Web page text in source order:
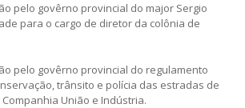
pelo govêrno provincial do major Sergio
para o cargo de diretor da colônia de
pelo govêrno provincial do regulamento
trânsito e polícia das estradas de
União e Indústria.